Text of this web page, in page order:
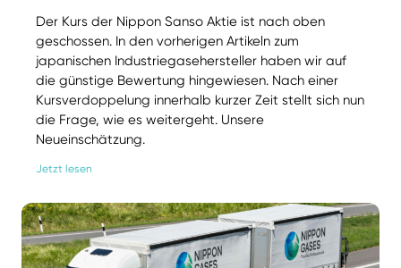
Der Kurs der Nippon Sanso Aktie ist nach oben
geschossen. In den vorherigen Artikeln zum
japanischen Industriegasehersteller haben wir auf
die günstige Bewertung hingewiesen. Nach einer
Kursverdoppelung innerhalb kurzer Zeit stellt sich nun
die Frage, wie es weitergeht. Unsere
Neueinschätzung.
Jetzt lesen